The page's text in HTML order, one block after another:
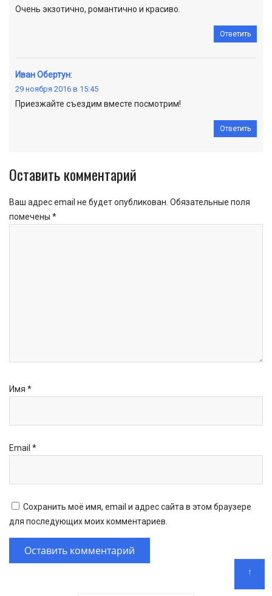
Очень экзотично, романтично и красиво.
Ответить
Иван Обертун:
29 ноября 2016 в 15:45
Приезжайте съездим вместе посмотрим!
Ответить
Оставить комментарий
Ваш адрес email не будет опубликован. Обязательные поля
помечены *
Имя *
Email *
Сохранить моё имя, email и адрес сайта в этом браузере
для последующих моих комментариев.
↑